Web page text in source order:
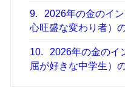
9.
2026年の金のイ
心旺盛な変わり者）
10.
2026年の金のイ
屈が好きな中学生）